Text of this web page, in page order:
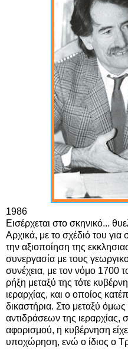
1986
Εισέρχεται στο σκηνικό...
Αρχικά, με το σχέδιό του
την αξιοποίηση της
συνεργασία με τους
συνέχεια, με τον νόμο 1700
ρήξη μεταξύ της τότε
ιεραρχίας, και ο οποίος
δικαστήρια. Στο μεταξύ
αντιδράσεων της ιεραρχίας,
αφορισμού, η κυβέρνηση
υποχώρηση, ενώ ο ίδιος ο